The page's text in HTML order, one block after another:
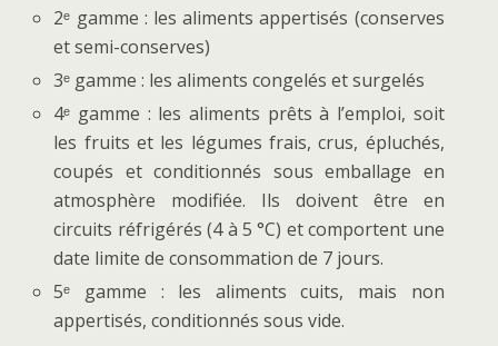
2ᵉ gamme : les aliments appertisés (conserves
et semi-conserves)
3ᵉ gamme : les aliments congelés et surgelés
4ᵉ gamme : les aliments prêts à l’emploi, soit
les fruits et les légumes frais, crus, épluchés,
coupés et conditionnés sous emballage en
atmosphère modifiée. Ils doivent être en
circuits réfrigérés (4 à 5 °C) et comportent une
date limite de consommation de 7 jours.
5ᵉ gamme : les aliments cuits, mais non
appertisés, conditionnés sous vide.